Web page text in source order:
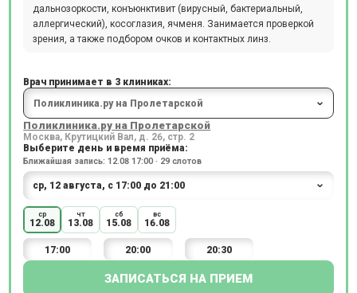
дальнозоркости, конъюнктивит (вирусный, бактериальный,
аллергический), косоглазия, ячменя. Занимается проверкой
зрения, а также подбором очков и контактных линз.
Врач принимает в 3 клиниках:
Поликлиника.ру на Пролетарской
Москва, Крутицкий Вал, д. 26, стр. 2
Выберите день и время приёма:
Ближайшая запись: 12.08 17:00 · 29 слотов
ср
12.08
чт
13.08
сб
15.08
вс
16.08
17:00 20:00 20:30
ЗАПИСАТЬСЯ НА ПРИЕМ